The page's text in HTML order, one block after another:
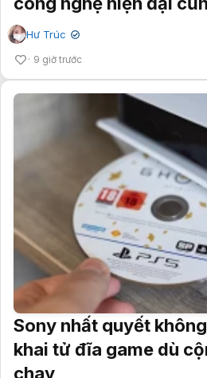
Hư Trúc ✔
9 giờ trước
Sony nhất quyết
khai tử đĩa game dù
chay